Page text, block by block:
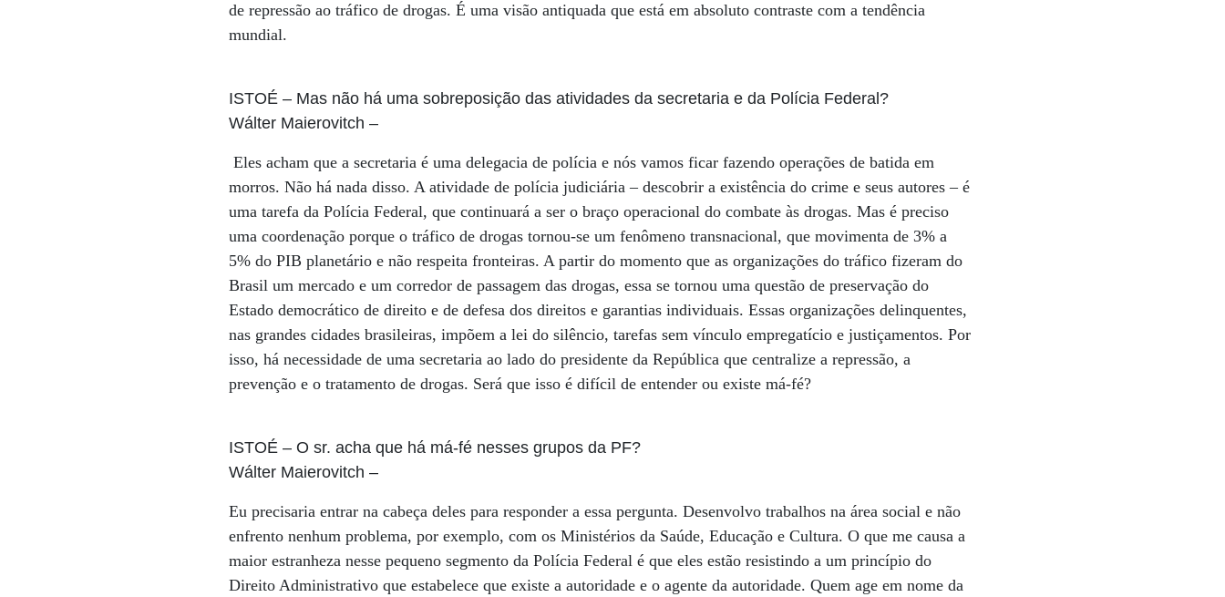
de repressão ao tráfico de drogas. É uma visão antiquada que está em absoluto contraste com a tendência
mundial.
ISTOÉ – Mas não há uma sobreposição das atividades da secretaria e da Polícia Federal?
Wálter Maierovitch –
Eles acham que a secretaria é uma delegacia de polícia e nós vamos ficar fazendo operações de batida em
morros. Não há nada disso. A atividade de polícia judiciária – descobrir a existência do crime e seus autores – é
uma tarefa da Polícia Federal, que continuará a ser o braço operacional do combate às drogas. Mas é preciso
uma coordenação porque o tráfico de drogas tornou-se um fenômeno transnacional, que movimenta de 3% a
5% do PIB planetário e não respeita fronteiras. A partir do momento que as organizações do tráfico fizeram do
Brasil um mercado e um corredor de passagem das drogas, essa se tornou uma questão de preservação do
Estado democrático de direito e de defesa dos direitos e garantias individuais. Essas organizações delinquentes,
nas grandes cidades brasileiras, impõem a lei do silêncio, tarefas sem vínculo empregatício e justiçamentos. Por
isso, há necessidade de uma secretaria ao lado do presidente da República que centralize a repressão, a
prevenção e o tratamento de drogas. Será que isso é difícil de entender ou existe má-fé?
ISTOÉ – O sr. acha que há má-fé nesses grupos da PF?
Wálter Maierovitch –
Eu precisaria entrar na cabeça deles para responder a essa pergunta. Desenvolvo trabalhos na área social e não
enfrento nenhum problema, por exemplo, com os Ministérios da Saúde, Educação e Cultura. O que me causa a
maior estranheza nesse pequeno segmento da Polícia Federal é que eles estão resistindo a um princípio do
Direito Administrativo que estabelece que existe a autoridade e o agente da autoridade. Quem age em nome da